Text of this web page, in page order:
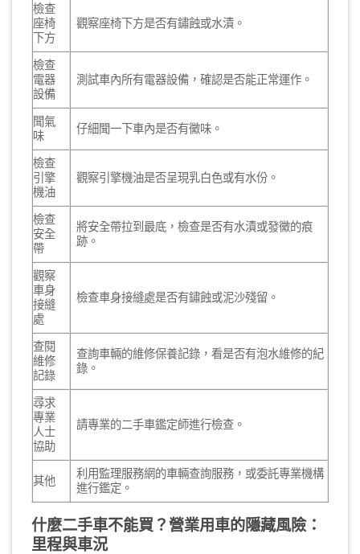
檢查
座椅
下方
觀察座椅下方是否有鏽蝕或水漬。
檢查
電器
設備
測試車內所有電器設備，確認是否能正常運作。
聞氣
味
仔細聞一下車內是否有黴味。
檢查
引擎
機油
觀察引擎機油是否呈現乳白色或有水份。
檢查
安全
帶
將安全帶拉到最底，檢查是否有水漬或發黴的痕
跡。
觀察
車身
接縫
處
檢查車身接縫處是否有鏽蝕或泥沙殘留。
查閱
維修
記錄
查詢車輛的維修保養記錄，看是否有泡水維修的紀
錄。
尋求
專業
人士
協助
請專業的二手車鑑定師進行檢查。
其他
利用監理服務網的車輛查詢服務，或委託專業機構
進行鑑定。
什麼二手車不能買？營業用車的隱藏風險：
里程與車況